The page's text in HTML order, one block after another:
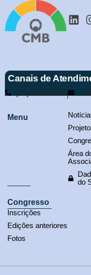
Canais de
(61) 3321-9563
Menu
Área
do
Congresso
Inscrições
Edições anteriores
Fotos